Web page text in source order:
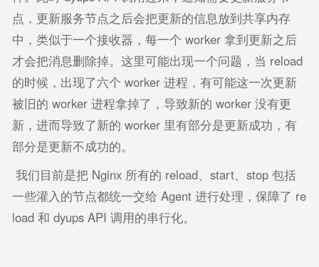
点，更新服务节点之后会把更新的信息放到共享内存
中，类似于一个接收器，每一个 worker 拿到更新之后
才会把消息删除掉。这里可能出现一个问题，当 reload
的时候，出现了六个 worker 进程，有可能这一次更新
被旧的 worker 进程拿掉了，导致新的 worker 没有更
新，进而导致了新的 worker 里有部分是更新成功，有
部分是更新不成功的。
我们目前是把 Nginx 所有的 reload、start、stop 包括
一些灌入的节点都统一交给 Agent 进行处理，保障了 re
load 和 dyups API 调用的串行化。